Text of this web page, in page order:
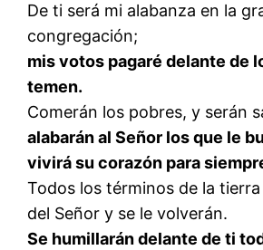
De ti será mi alabanza en la
congregación;
mis votos pagaré delante de
temen.
Comerán los pobres, y serán
alabarán al Señor los que le
vivirá su corazón para
Todos los términos de la
del Señor y se le volverán.
Se humillarán delante de ti